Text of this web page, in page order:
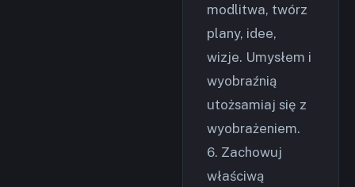
modlitwa, twórz
plany, idee,
wizje. Umysłem i
wyobraźnią
utożsamiaj się z
wyobrażeniem.
6. Zachowuj
właściwą